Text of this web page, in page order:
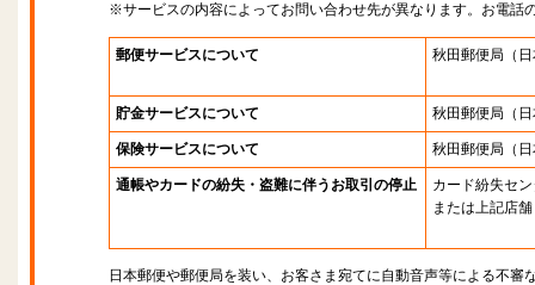
※サービスの内容によってお問い合わせ先が異なります。お電話
郵便サービスについて 秋田郵便局 （
貯金サービスについて 秋田郵便局 （
保険サービスについて 秋田郵便局 （
通帳やカードの紛失・盗難に伴うお取引の停止
カード紛失セ
または上記店舗
日本郵便や郵便局を装い、お客さま宛てに自動音声等による不審